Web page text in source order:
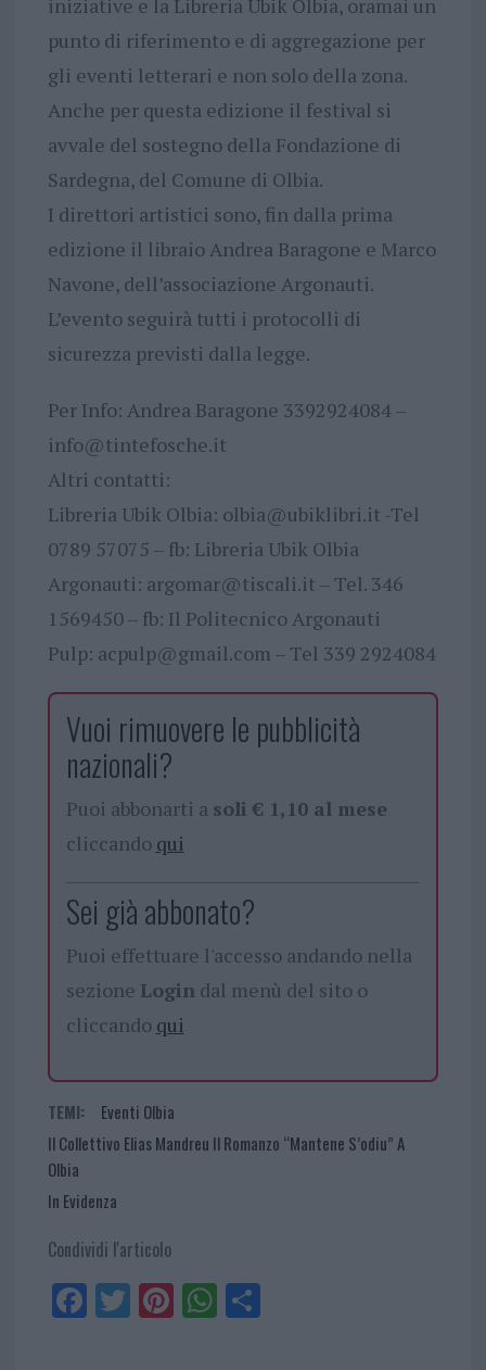
iniziative e la Libreria Ubik Olbia, oramai un
punto di riferimento e di aggregazione per
gli eventi letterari e non solo della zona.
Anche per questa edizione il festival si
avvale del sostegno della Fondazione di
Sardegna, del Comune di Olbia.
I direttori artistici sono, fin dalla prima
edizione il libraio Andrea Baragone e Marco
Navone, dell’associazione Argonauti.
L’evento seguirà tutti i protocolli di
sicurezza previsti dalla legge.
Per Info: Andrea Baragone 3392924084 –
info@tintefosche.it
Altri contatti:
Libreria Ubik Olbia: olbia@ubiklibri.it -Tel
0789 57075 – fb: Libreria Ubik Olbia
Argonauti: argomar@tiscali.it – Tel. 346
1569450 – fb: Il Politecnico Argonauti
Pulp: acpulp@gmail.com – Tel 339 2924084
Vuoi rimuovere le pubblicità
nazionali?
Puoi abbonarti a soli € 1,10 al mese
cliccando qui
Sei già abbonato?
Puoi effettuare l'accesso andando nella
sezione Logindal menù del sito o
cliccando qui
TEMI:
Eventi Olbia
Il Collettivo Elias Mandreu Il Romanzo “Mantene S’odiu” A
Olbia
In Evidenza
Condividi l'articolo
Fa
ce
Tw
itt
Pi
nt
W
ha
Sh